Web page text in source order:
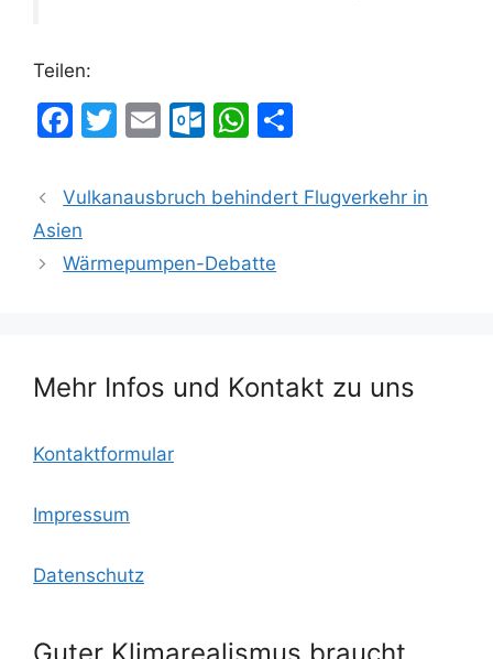
Teilen:
F
c
e
b
k
T
itt
E
ai
O
lo
k.
m
W
at
A
le
Vulkanausbruch behindert Flugverkehr in
Asien
Wärmepumpen-Debatte
Mehr Infos und Kontakt zu uns
Kontaktformular
Impressum
Datenschutz